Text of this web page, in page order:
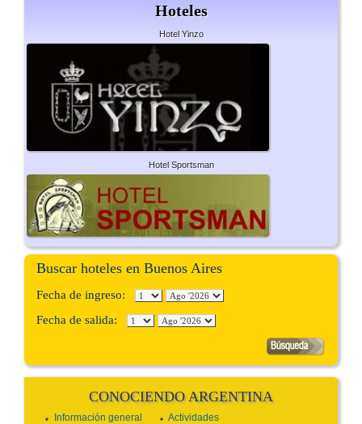
Hoteles
Hotel Yinzo
Hotel Sportsman
Buscar hoteles en Buenos Aires
Fecha de ingreso:
Fecha de salida:
CONOCIENDO ARGENTINA
Información general
Actividades